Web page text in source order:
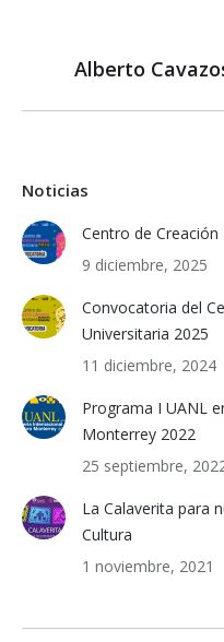
Alberto
Noticias
Centro de
9 diciembre, 2025
Convocatoria del
Universitaria 2025
11 diciembre, 2024
Programa I UANL
Monterrey 2022
25 septiembre,
La Calaverita para
Cultura
1 noviembre, 2021